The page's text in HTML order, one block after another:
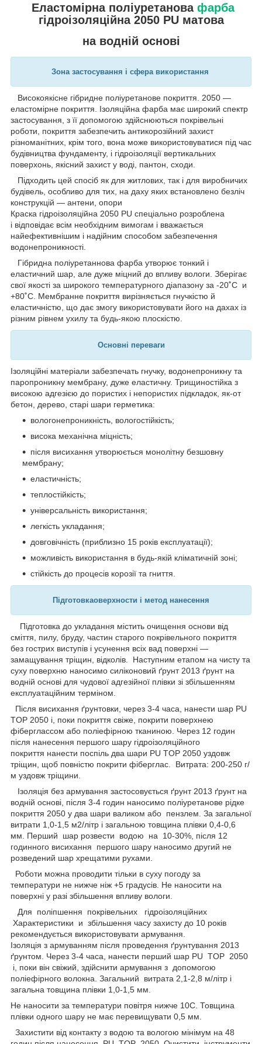
Еластомірна поліуретанова фарба
гідроізоляційна 2050 PU матова
на водній основі
Зона застосування і сфера використання
Високоякісне гібридне поліуретанове покриття. 2050 —
еластомірне покриття. Ізоляційна фарба має широкий спектр
застосування, з її допомогою здійснюються покрівельні
роботи, покриття забезпечить антикорозійний захист
різноманітних, крім того, вона може використовуватися під час
будівництва фундаменту, і гідроізоляції вертикальних
поверхонь, якісний захист у воді, пантон, сходи.
Підходить цей спосіб як для житлових, так і для виробничих
будівель, особливо для тих, на даху яких встановлено безліч
конструкцій — антени, опори
Краска гідроізоляційна 2050 PU спеціально розроблена
і відповідає всім необхідним вимогам і вважається
найефективнішим і надійним способом забезпечення
водонепроникності.
Гібридна поліуретаннова фарба утворює тонкий і
еластичний шар, але дуже міцний до впливу вологи. Зберігає
свої якості за широкого температурного діапазону за -20˚C и
+80˚C. Мембранне покриття вирізняється гнучкістю й
еластичністю, що дає змогу використовувати його на дахах із
різним рівнем ухилу та будь-якою плоскістю.
Основні переваги
Ізоляційні матеріали забезпечать гнучку, водонепроникну та
паропроникну мембрану, дуже еластичну. Трищиностійка з
високою адгезією до пористих і непористих підкладок, як-от
бетон, дерево, старі шари герметика:
вологонепроникність, вологостійкість;
висока механічна міцність;
після висихання утворюється монолітну безшовну
мембрану;
еластичність;
теплостійкість;
універсальність використання;
легкість укладання;
довговічність (приблизно 15 років експлуатації);
можливість використання в будь-якій кліматичній зоні;
стійкість до процесів корозії та гниття.
Підготовкаоверхности і метод нанесення
Підготовка до укладання містить очищення основи від
сміття, пилу, бруду, частин старого покрівельного покриття
без гострих виступів і усунення всіх вад поверхні —
замащування тріщин, відколів. Наступним етапом на чисту та
суху поверхню наносимо силіконовий ґрунт 2013 ґрунт на
водній основі для чудової адгезійної плівки зі збільшенням
експлуатаційним терміном.
Після висихання ґрунтовки, через 3-4 часа, нанести шар PU
TOP 2050 і, поки покриття свіже, покрити поверхнею
фіберглассом або поліефірною тканиною. Через 12 годин
після нанесення першого шару гідроізоляційного
покриття нанести поспіль два шари PU TOP 2050 уздовж
тріщин, щоб повністю покрити фіберглас. Витрата: 200-250 г/
м уздовж тріщини.
Ізоляція без армування застосовується ґрунт 2013 ґрунт на
водній основі, після 3-4 годин наносимо поліуретанове рідке
покриття 2050 у два шари валиком або пензлем. За загальної
витрати 1,0-1,5 м2/літр і загальною товщина плівки 0,4-0,6
мм. Перший шар розвести водою на 10-30%, після 12
годинного висихання першого шару наносимо другий не
розведений шар хрещатими рухами.
Роботи можна проводити тільки в суху погоду за
температури не нижче ніж +5 градусів. Не наносити на
поверхні у разі збільшення впливу вологи.
Для поліпшення покрівельних гідроізоляційних
Характеристики и збільшення часу захисту до 10 років
рекомендується використовувати армування.
Ізоляція з армуванням після проведення ґрунтування 2013
ґрунтом. Через 3-4 часа, нанести перший шар PU TOP 2050
і, поки він свіжий, здійснити армування з допомогою
поліефірного волокна. Загальний витрата 2,1-2,8 м/літр і
загальна товщина плівки 1,0-1,5 мм.
Не наносити за температури повітря нижче 10C. Товщина
плівки одного шару не має перевищувати 0,5 мм.
Захистити від контакту з водою та вологою мінімум на 48